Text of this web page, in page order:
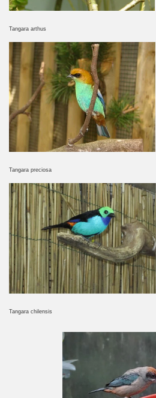
Tangara arthus
Tangara preciosa
Tangara chilensis